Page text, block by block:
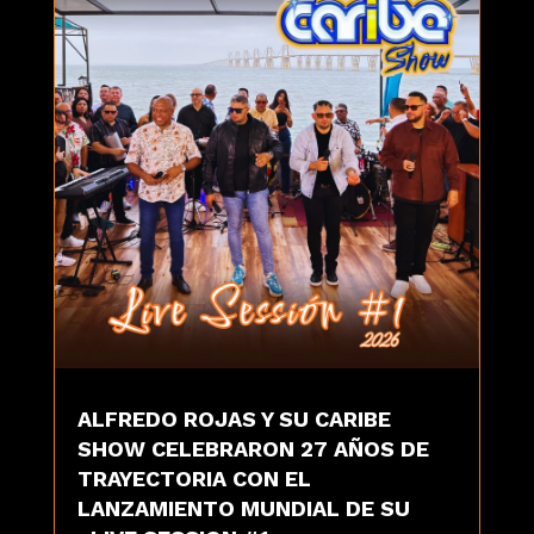
ALFREDO ROJAS Y SU CARIBE
SHOW CELEBRARON 27 AÑOS DE
TRAYECTORIA CON EL
LANZAMIENTO MUNDIAL DE SU